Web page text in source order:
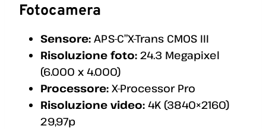
Fotocamera
Sensore: APS-C”X-Trans CMOS III
Risoluzione foto: 24.3 Megapixel
(6.000 x 4.000)
Processore: X-Processor Pro
Risoluzione video: 4K (3840×2160)
29,97p